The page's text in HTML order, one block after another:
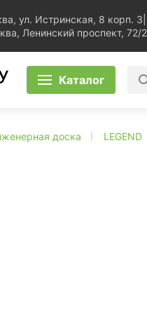
ул. Истринская, 8 корп. 3
Ленинский проспект, 72/2
Каталог
доска LEGEND